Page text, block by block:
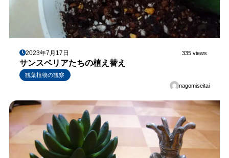
2023年7月17日 335 views
サンスベリアたちの植え替え
観葉植物の観察
nagomiseitai